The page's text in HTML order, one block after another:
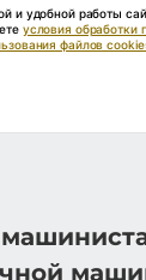
и удобной работы
условия обработки
файлов